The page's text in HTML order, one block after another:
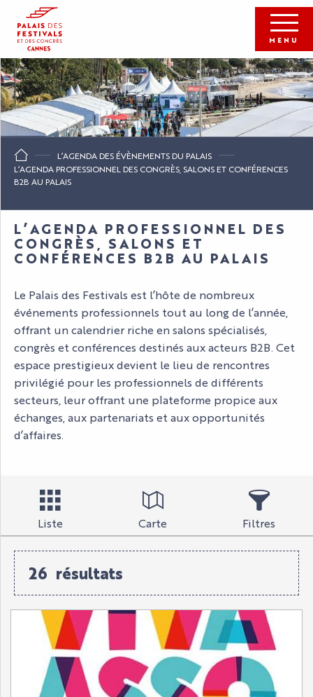
contenu
principal
MENU
L’AGENDA DES ÉVÈNEMENTS DU PALAIS
L’AGENDA PROFESSIONNEL DES CONGRÈS, SALONS ET CONFÉRENCES
B2B AU PALAIS
L’AGENDA PROFESSIONNEL DES
CONGRÈS, SALONS ET
CONFÉRENCES B2B AU PALAIS
Le Palais des Festivals est l’hôte de nombreux
événements professionnels tout au long de l’année,
offrant un calendrier riche en salons spécialisés,
congrès et conférences destinés aux acteurs B2B. Cet
espace prestigieux devient le lieu de rencontres
privilégié pour les professionnels de différents
secteurs, leur offrant une plateforme propice aux
échanges, aux partenariats et aux opportunités
d’affaires.
Liste Carte Filtres
26 résultats